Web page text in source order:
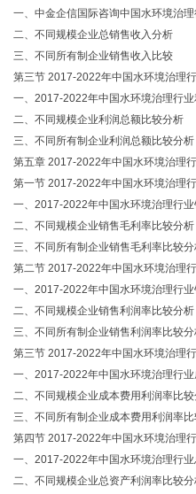
一、中金企信国际咨询中国水环境治
二、不同规模企业总销售收入分析
三、不同所有制企业销售收入比较
第三节 2017-2022年中国水环境治理
一、2017-2022年中国水环境治理行
二、不同规模企业利润总额比较分析
三、不同所有制企业利润总额比较分析
第五章 2017-2022年中国水环境治理
第一节 2017-2022年中国水环境治理
一、2017-2022年中国水环境治理行
二、不同规模企业销售毛利率比较分析
三、不同所有制企业销售毛利率比较
第二节 2017-2022年中国水环境治理
一、2017-2022年中国水环境治理行
二、不同规模企业销售利润率比较分析
三、不同所有制企业销售利润率比较
第三节 2017-2022年中国水环境治理
一、2017-2022年中国水环境治理行
二、不同规模企业成本费用利润率比
三、不同所有制企业成本费用利润率
第四节 2017-2022年中国水环境治理
一、2017-2022年中国水环境治理行
二、不同规模企业总资产利润率比较